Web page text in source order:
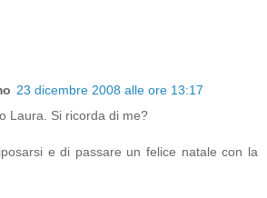
23 dicembre 2008 alle ore 13:17
Laura. Si ricorda di me?
e di passare un felice natale con la